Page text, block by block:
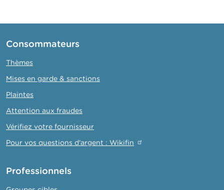
Consommateurs
Thèmes
Mises en garde & sanctions
Plaintes
Attention aux fraudes
Vérifiez votre fournisseur
Pour vos questions d'argent : Wikifin
Professionnels